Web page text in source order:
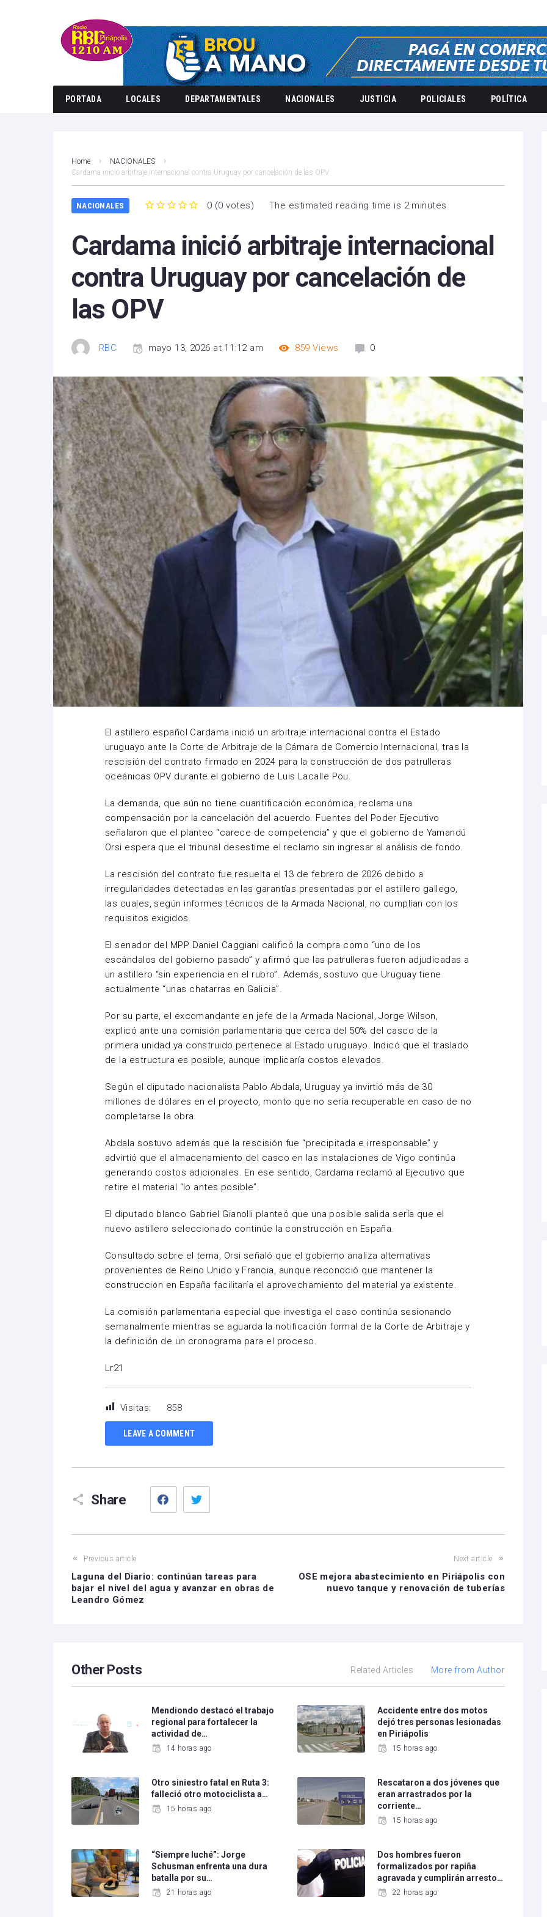
PORTADA LOCALES DEPARTAMENTALES NACIONALES JUSTICIA POLICIALES POLÍTICA
Home
NACIONALES
Cardama inició arbitraje internacional contra Uruguay por cancelación de las OPV
NACIONALES 0 (0 votes) The estimated reading time is 2 minutes
Cardama inició arbitraje internacional
contra Uruguay por cancelación de
las OPV
RBC mayo 13, 2026 at 11:12 am 859 Views 0
El astillero español Cardama inició un arbitraje internacional contra el Estado
uruguayo ante la Corte de Arbitraje de la Cámara de Comercio Internacional, tras la
rescisión del contrato firmado en 2024 para la construcción de dos patrulleras
oceánicas OPV durante el gobierno de Luis Lacalle Pou.
La demanda, que aún no tiene cuantificación económica, reclama una
compensación por la cancelación del acuerdo. Fuentes del Poder Ejecutivo
señalaron que el planteo “carece de competencia” y que el gobierno de Yamandú
Orsi espera que el tribunal desestime el reclamo sin ingresar al análisis de fondo.
La rescisión del contrato fue resuelta el 13 de febrero de 2026 debido a
irregularidades detectadas en las garantías presentadas por el astillero gallego,
las cuales, según informes técnicos de la Armada Nacional, no cumplían con los
requisitos exigidos.
El senador del MPP Daniel Caggiani calificó la compra como “uno de los
escándalos del gobierno pasado” y afirmó que las patrulleras fueron adjudicadas a
un astillero “sin experiencia en el rubro”. Además, sostuvo que Uruguay tiene
actualmente “unas chatarras en Galicia”.
Por su parte, el excomandante en jefe de la Armada Nacional,Jorge Wilson,
explicó ante una comisión parlamentaria que cerca del 50% del casco de la
primera unidad ya construido pertenece al Estado uruguayo. Indicó que el traslado
de la estructura es posible, aunque implicaría costos elevados.
Según el diputado nacionalista Pablo Abdala, Uruguay ya invirtió más de 30
millones de dólares en el proyecto, monto que no sería recuperable en caso de no
completarse la obra.
Abdala sostuvo además que la rescisión fue “precipitada e irresponsable” y
advirtió que el almacenamiento del casco en las instalaciones de Vigo continúa
generando costos adicionales. En ese sentido, Cardama reclamó al Ejecutivo que
retire el material “lo antes posible”.
El diputado blanco Gabriel Gianolli planteó que una posible salida sería que el
nuevo astillero seleccionado continúe la construcción en España.
Consultado sobre el tema, Orsi señaló que el gobierno analiza alternativas
provenientes de Reino Unido y Francia, aunque reconoció que mantener la
construcción en España facilitaría el aprovechamiento del material ya existente.
La comisión parlamentaria especial que investiga el caso continúa sesionando
semanalmente mientras se aguarda la notificación formal de la Corte de Arbitraje y
la definición de un cronograma para el proceso.
Lr21
Visitas: 858
LEAVE A COMMENT
Share
Facebook
Previous article
Laguna del Diario: continúan tareas para
bajar el nivel del agua y avanzar en obras de
Leandro Gómez
Next article
OSE mejora abastecimiento en Piriápolis con
nuevo tanque y renovación de tuberías
Other Posts Related Articles More from Author
Mendiondo destacó el trabajo
regional para fortalecer la
actividad de…
14 horas ago
Accidente entre dos motos
dejó tres personas lesionadas
en Piriápolis
15 horas ago
Otro siniestro fatal en Ruta 3:
falleció otro motociclista a…
15 horas ago
Rescataron a dos jóvenes que
eran arrastrados por la
corriente…
15 horas ago
“Siempre luché”: Jorge
Schusman enfrenta una dura
batalla por su…
21 horas ago
Dos hombres fueron
formalizados por rapiña
agravada y cumplirán arresto…
22 horas ago